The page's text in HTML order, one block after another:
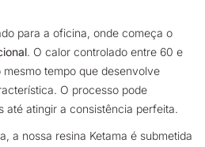
para a oficina, onde começa o
. O calor controlado entre 60 e
tempo que desenvolve
O processo pode
até atingir a consistência perfeita.
a nossa resina Ketama é submetida